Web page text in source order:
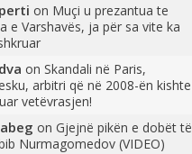
on Muçi u prezantua te
e Varshavës, ja për sa vite ka
on Skandali në Paris,
arbitri që në 2008-ën kishte
vetëvrasjen!
on Gjejnë pikën e dobët të
Nurmagomedov (VIDEO)